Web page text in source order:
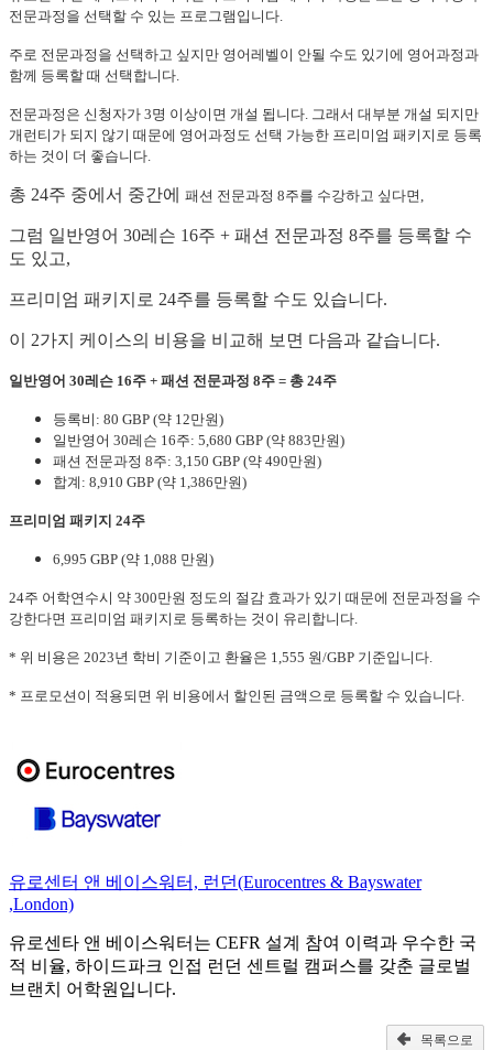
전문과정을 선택할 수 있는 프로그램입니다.
주로 전문과정을 선택하고 싶지만 영어레벨이 안될 수도 있기에 영어과정과
함께 등록할 때 선택합니다.
전문과정은 신청자가 3명 이상이면 개설 됩니다. 그래서 대부분 개설 되지만
개런티가 되지 않기 때문에 영어과정도 선택 가능한 프리미엄 패키지로 등록
하는 것이 더 좋습니다.
총 24주 중에서 중간에 패션 전문과정 8주를 수강하고 싶다면,
그럼 일반영어 30레슨 16주 + 패션 전문과정 8주를 등록할 수
도 있고,
프리미엄 패키지로 24주를 등록할 수도 있습니다.
이 2가지 케이스의 비용을 비교해 보면 다음과 같습니다.
일반영어 30레슨 16주 + 패션 전문과정 8주 = 총 24주
등록비: 80 GBP (약 12만원)
일반영어 30레슨 16주: 5,680 GBP (약 883만원)
패션 전문과정 8주: 3,150 GBP (약 490만원)
합계: 8,910 GBP (약 1,386만원)
프리미엄 패키지 24주
6,995 GBP (약 1,088 만원)
24주 어학연수시 약 300만원 정도의 절감 효과가 있기 때문에 전문과정을 수
강한다면 프리미엄 패키지로 등록하는 것이 유리합니다.
* 위 비용은 2023년 학비 기준이고 환율은 1,555 원/GBP 기준입니다.
* 프로모션이 적용되면 위 비용에서 할인된 금액으로 등록할 수 있습니다.
유로센터 앤 베이스워터, 런던(Eurocentres & Bayswater
,London)
유로센타 앤 베이스워터는 CEFR 설계 참여 이력과 우수한 국
적 비율, 하이드파크 인접 런던 센트럴 캠퍼스를 갖춘 글로벌
브랜치 어학원입니다.
목록으로